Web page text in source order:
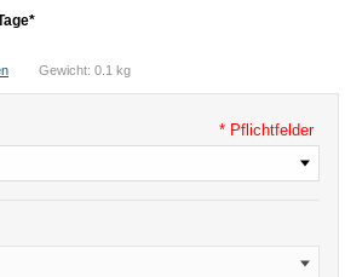
Gewicht: 0.1 kg
* Pflichtfelder